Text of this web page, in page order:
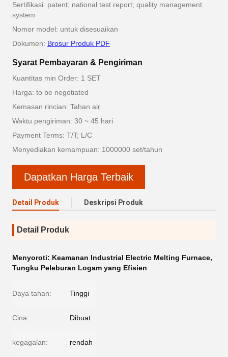
Sertifikasi: patent; national test report; quality management
system
Nomor model: untuk disesuaikan
Dokumen: Brosur Produk PDF
Syarat Pembayaran & Pengiriman
Kuantitas min Order: 1 SET
Harga: to be negotiated
Kemasan rincian: Tahan air
Waktu pengiriman: 30 ~ 45 hari
Payment Terms: T/T; L/C
Menyediakan kemampuan: 1000000 set/tahun
Dapatkan Harga Terbaik
Detail Produk Deskripsi Produk
Detail Produk
Menyoroti: Keamanan Industrial Electric Melting Furnace,
Tungku Peleburan Logam yang Efisien
Daya tahan: Tinggi
Cina: Dibuat
kegagalan: rendah